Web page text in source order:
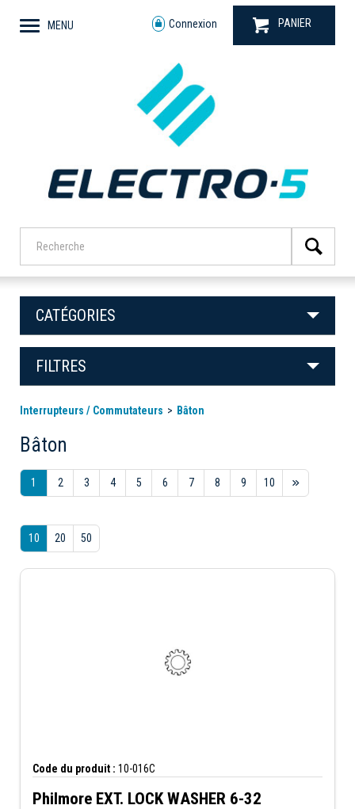
MENU Connexion PANIER
CATÉGORIES
FILTRES
Interrupteurs / Commutateurs Bâton
Bâton
1 2 3 4 5 6 7 8 9 10
10 20 50
Code du produit : 10-016C
Philmore EXT. LOCK WASHER 6-32